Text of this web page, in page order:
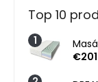
Top 10
€201